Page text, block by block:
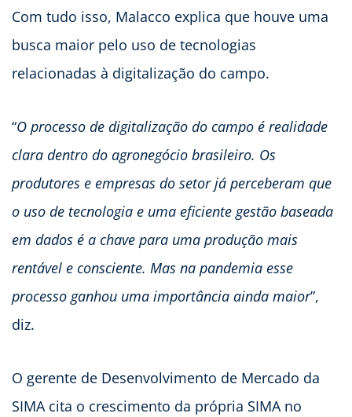
Com tudo isso, Malacco explica que houve uma
busca maior pelo uso de tecnologias
relacionadas à digitalização do campo.
“O processo de digitalização do campo é realidade
clara dentro do agronegócio brasileiro. Os
produtores e empresas do setor já perceberam que
o uso de tecnologia e uma eficiente gestão baseada
em dados é a chave para uma produção mais
rentável e consciente. Mas na pandemia esse
processo ganhou uma importância ainda maior”,
diz.
O gerente de Desenvolvimento de Mercado da
SIMA cita o crescimento da própria SIMA no